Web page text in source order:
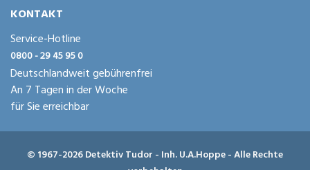
KONTAKT
Service-Hotline
0800 - 29 45 95 0
Deutschlandweit gebührenfrei
An 7 Tagen in der Woche
für Sie erreichbar
© 1967-2026 Detektiv Tudor - Inh. U.A.Hoppe - Alle Rechte